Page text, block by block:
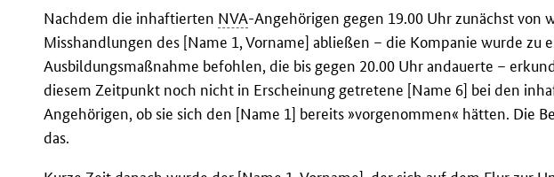
Nachdem die inhaftierten NVA-Angehörigen gegen 19.00 Uhr zunächst von
Misshandlungen des [Name 1, Vorname] abließen – die Kompanie wurde zu
Ausbildungsmaßnahme befohlen, die bis gegen 20.00 Uhr andauerte –
diesem Zeitpunkt noch nicht in Erscheinung getretene [Name 6] bei den
Angehörigen, ob sie sich den [Name 1] bereits »vorgenommen« hätten. Die
das.